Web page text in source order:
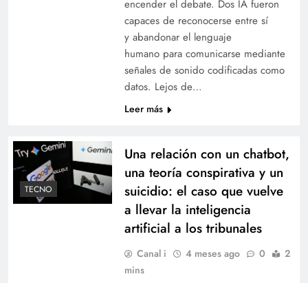
encender el debate. Dos IA fueron
capaces de reconocerse entre sí
y abandonar el lenguaje
humano para comunicarse mediante
señales de sonido codificadas como
datos. Lejos de…
Leer más
TECNO
Una relación con un chatbot,
una teoría conspirativa y un
suicidio: el caso que vuelve
a llevar la inteligencia
artificial a los tribunales
Canal i 4 meses ago 0
2
mins